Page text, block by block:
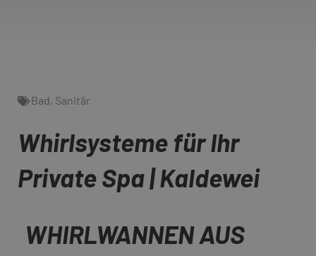
Bad, Sanitär
Whirlsysteme für Ihr
Private Spa | Kaldewei
WHIRLWANNEN AUS